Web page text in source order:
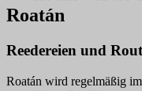
Roatán
Reedereien und
Roatán wird regelmäßig